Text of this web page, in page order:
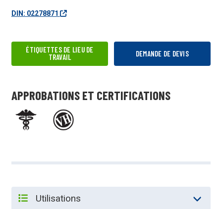
DIN: 02278871
ÉTIQUETTES DE LIEU DE
TRAVAIL
DEMANDE DE DEVIS
APPROBATIONS ET CERTIFICATIONS